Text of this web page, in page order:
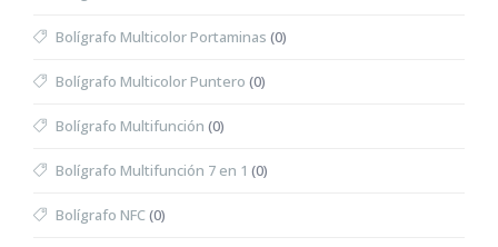
Bolígrafo Multicolor Portaminas (0)
Bolígrafo Multicolor Puntero (0)
Bolígrafo Multifunción (0)
Bolígrafo Multifunción 7 en 1 (0)
Bolígrafo NFC(0)